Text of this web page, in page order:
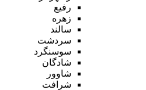
رفیع
زهره
سالند
سردشت
سوسنگرد
شادگان
شاوور
شرافت